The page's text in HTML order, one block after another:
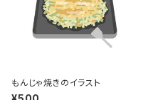
もんじゃ焼きのイラスト